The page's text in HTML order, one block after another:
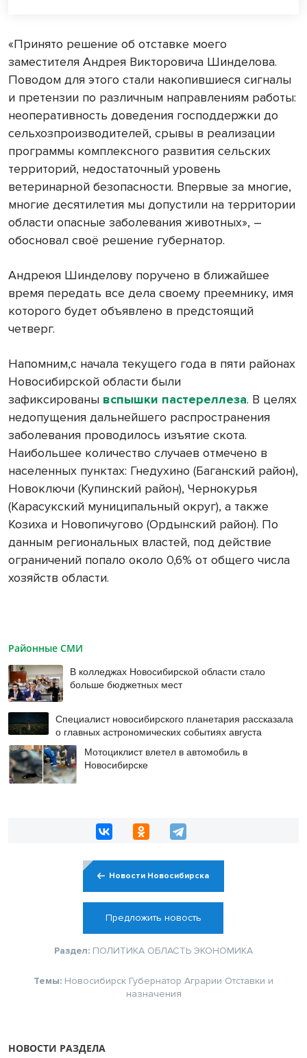
«Принято решение об отставке моего
заместителя Андрея Викторовича Шинделова.
Поводом для этого стали накопившиеся сигналы
и претензии по различным направлениям работы:
неоперативность доведения господдержки до
сельхозпроизводителей, срывы в реализации
программы комплексного развития сельских
территорий, недостаточный уровень
ветеринарной безопасности. Впервые за многие,
многие десятилетия мы допустили на территории
области опасные заболевания животных», –
обосновал своё решение губернатор.
Андреюя Шинделову поручено в ближайшее
время передать все дела своему преемнику, имя
которого будет объявлено в предстоящий
четверг.
Напомним,с начала текущего года в пяти районах
Новосибирской области были
зафиксированы вспышки пастереллеза. В целях
недопущения дальнейшего распространения
заболевания проводилось изъятие скота.
Наибольшее количество случаев отмечено в
населенных пунктах: Гнедухино (Баганский район),
Новоключи (Купинский район), Чернокурья
(Карасукский муниципальный округ), а также
Козиха и Новопичугово (Ордынский район). По
данным региональных властей, под действие
ограничений попало около 0,6% от общего числа
хозяйств области.
Районные СМИ
В колледжах Новосибирской области стало
больше бюджетных мест
Специалист новосибирского планетария рассказала
о главных астрономических событиях августа
Мотоциклист влетел в автомобиль в
Новосибирске
Новости Новосибирска
Предложить новость
Раздел: ПОЛИТИКА ОБЛАСТЬ ЭКОНОМИКА
Темы: Новосибирск Губернатор Аграрии Отставки и
назначения
НОВОСТИ РАЗДЕЛА